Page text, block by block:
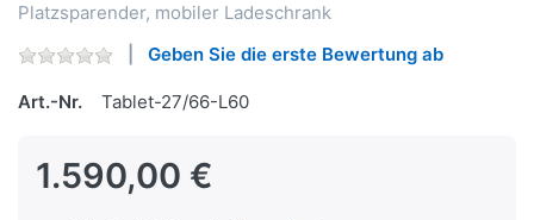
Platzsparender, mobiler Ladeschrank
Geben Sie die erste Bewertung ab
Art.-Nr. Tablet-27/66-L60
1.590,00 €